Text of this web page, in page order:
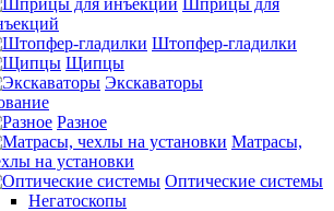
Шприцы для
Штопфер-гладилки
Щипцы
Экскаваторы
Разное
Матрасы,
на установки
Оптические системы
Негатоскопы